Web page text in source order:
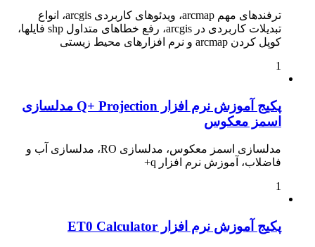
ترفندهای مهم arcmap، ویدئوهای کاربردی arcgis، انواع
تبدیلات کاربردی در arcgis، رفع خطاهای متداول shp فایلها،
کوپل کردن arcmap و نرم افزارهای محیط زیستی
1
پکیج آموزش نرم افزار Q+ Projection مدلسازی
اسمز معکوس
مدلسازی اسمز معکوس، مدلسازی RO، مدلسازی آب و
فاضلاب، آموزش نرم افزار q+
1
پکیج آموزش نرم افزار ET0 Calculator